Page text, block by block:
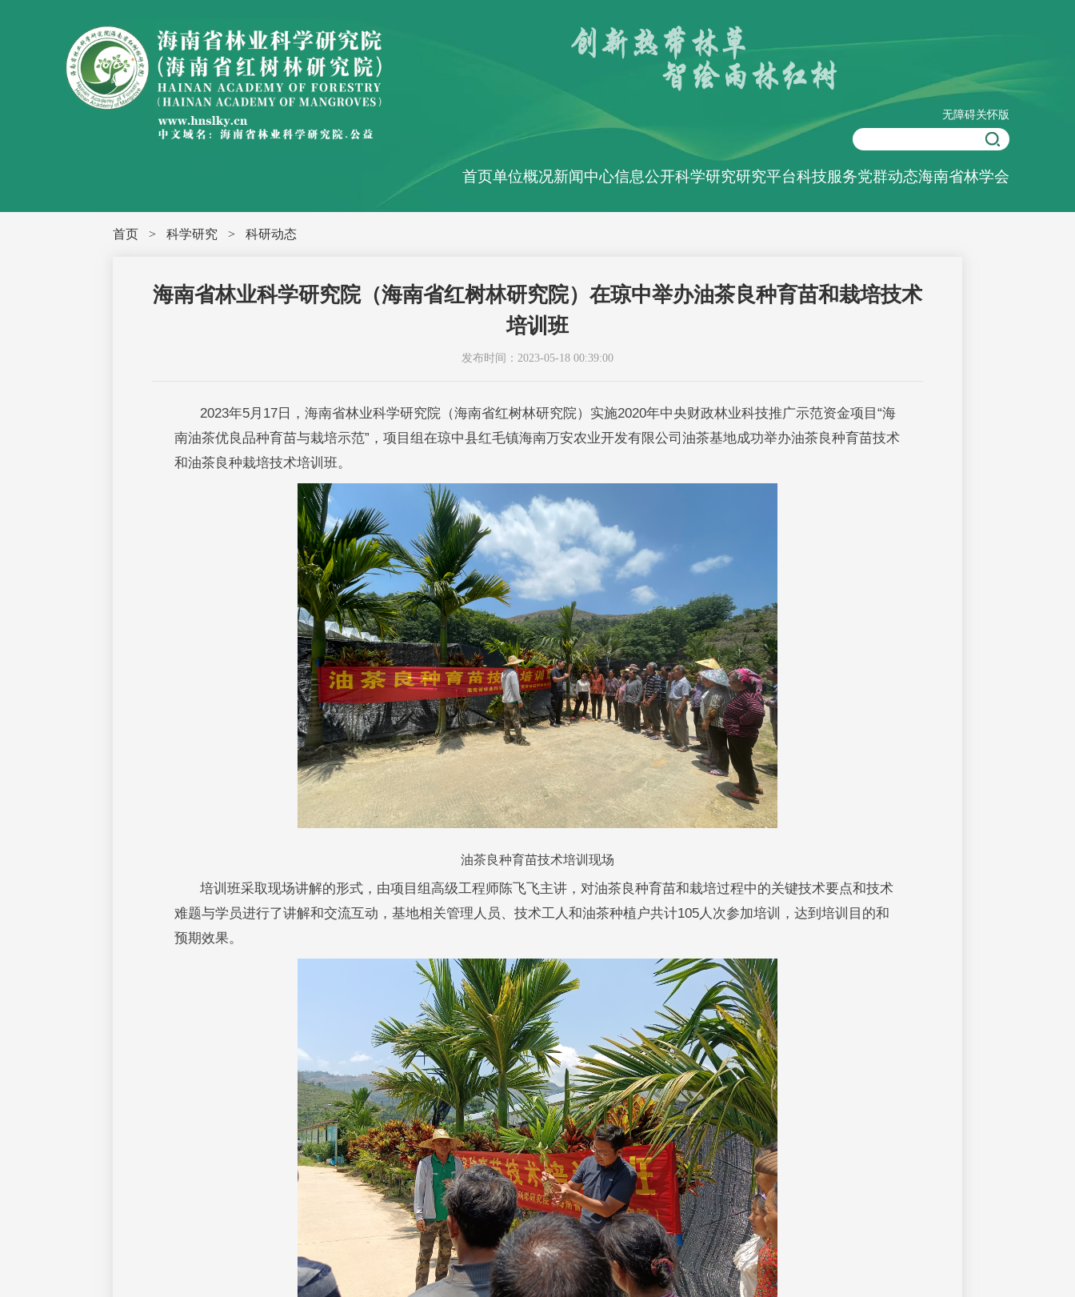
无障碍关怀版
首页单位概况新闻中心信息公开科学研究研究平台科技服务党群动态海南省林学会
首页 > 科学研究 > 科研动态
海南省林业科学研究院（海南省红树林研究院）在琼中举办油茶良种育苗和栽培技术
培训班
发布时间：2023-05-18 00:39:00
2023年5月17日，海南省林业科学研究院（海南省红树林研究院）实施2020年中央财政林业科技推广示范资金项目“海
南油茶优良品种育苗与栽培示范”，项目组在琼中县红毛镇海南万安农业开发有限公司油茶基地成功举办油茶良种育苗技术
和油茶良种栽培技术培训班。
油茶良种育苗技术培训现场
培训班采取现场讲解的形式，由项目组高级工程师陈飞飞主讲，对油茶良种育苗和栽培过程中的关键技术要点和技术
难题与学员进行了讲解和交流互动，基地相关管理人员、技术工人和油茶种植户共计105人次参加培训，达到培训目的和
预期效果。